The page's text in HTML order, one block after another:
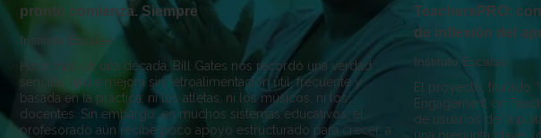
pronto comienza. Siempre
Instituto Escalae
Hace más de una década, Bill Gates nos recordó una verdad
sencilla: nadie mejora sin retroalimentación útil, frecuente y
basada en la práctica; ni los atletas, ni los músicos, ni los
docentes. Sin embargo, en muchos sistemas educativos, el
profesorado aún recibe poco apoyo estructurado para crecer, a
TeachersPRO:
de inflexión del
Instituto Escalae
El proyecto, titulado
Engagement on
de usuarios de la